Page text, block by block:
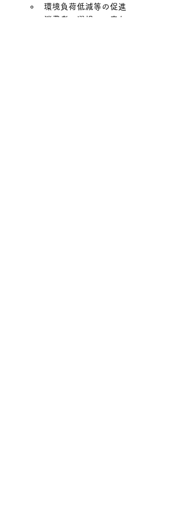
環境負荷低減等の促進
消費者の選択への寄与